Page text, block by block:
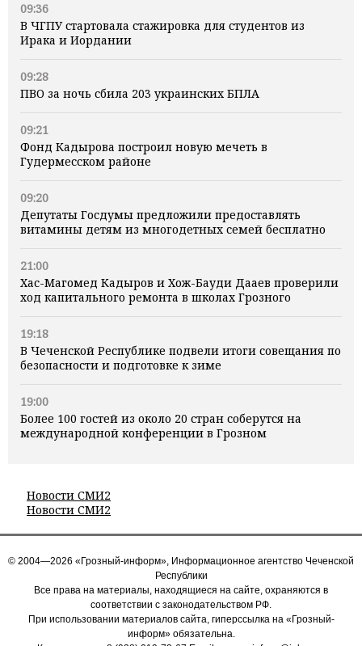
09:36
В ЧГПУ стартовала стажировка для студентов из
Ирака и Иордании
09:28
ПВО за ночь сбила 203 украинских БПЛА
09:21
Фонд Кадырова построил новую мечеть в
Гудермесском районе
09:20
Депутаты Госдумы предложили предоставлять
витамины детям из многодетных семей бесплатно
21:00
Хас-Магомед Кадыров и Хож-Бауди Дааев проверили
ход капитального ремонта в школах Грозного
19:18
В Чеченской Республике подвели итоги совещания по
безопасности и подготовке к зиме
19:00
Более 100 гостей из около 20 стран соберутся на
международной конференции в Грозном
Новости СМИ2
Новости СМИ2
© 2004—2026 «Грозный-информ», Информационное агентство Чеченской
Республики
Все права на материалы, находящиеся на сайте, охраняются в
соответствии с законодательством РФ.
При использовании материалов сайта, гиперссылка на «Грозный-
информ» обязательна.